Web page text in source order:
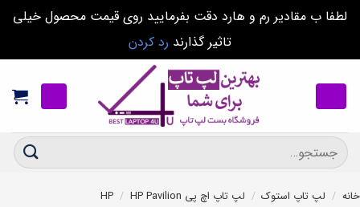
لطفا ب مقادیر رم و هارد دقت بفرمایید روی قیمت محصول خیلی
تاثیر گذارند رد کردن
content
جستجو
برای:
خانه / لپ تاپ استوک / لپ تاپ اچ پی HP / HP Pavilion